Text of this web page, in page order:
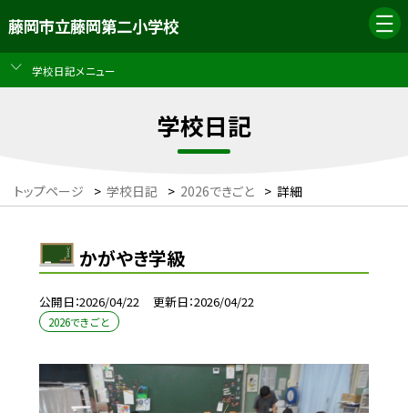
藤岡市立藤岡第二小学校
学校日記メニュー
学校日記
トップページ > 学校日記 > 2026できごと > 詳細
かがやき学級
公開日 2026/04/22 更新日 2026/04/22
2026できごと